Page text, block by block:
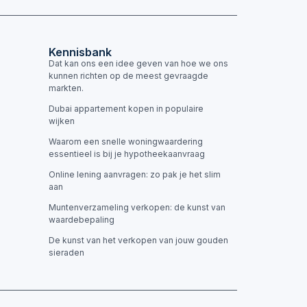
Kennisbank
Dat kan ons een idee geven van hoe we ons
kunnen richten op de meest gevraagde
markten.
Dubai appartement kopen in populaire
wijken
Waarom een snelle woningwaardering
essentieel is bij je hypotheekaanvraag
Online lening aanvragen: zo pak je het slim
aan
Muntenverzameling verkopen: de kunst van
waardebepaling
De kunst van het verkopen van jouw gouden
sieraden